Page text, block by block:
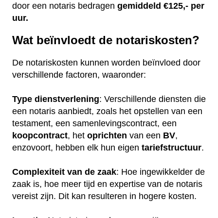
door een notaris bedragen gemiddeld €125,- per
uur.
Wat beïnvloedt de notariskosten?
De notariskosten kunnen worden beïnvloed door
verschillende factoren, waaronder:
Type dienstverlening: Verschillende diensten die
een notaris aanbiedt, zoals het opstellen van een
testament, een samenlevingscontract, een
koopcontract, het oprichten van een BV,
enzovoort, hebben elk hun eigen tariefstructuur.
Complexiteit van de zaak: Hoe ingewikkelder de
zaak is, hoe meer tijd en expertise van de notaris
vereist zijn. Dit kan resulteren in hogere kosten.